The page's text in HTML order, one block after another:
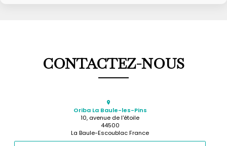
CONTACTEZ-NOUS
Oriba La Baule-les-Pins
10, avenue de l'étoile
44500
La Baule-Escoublac France